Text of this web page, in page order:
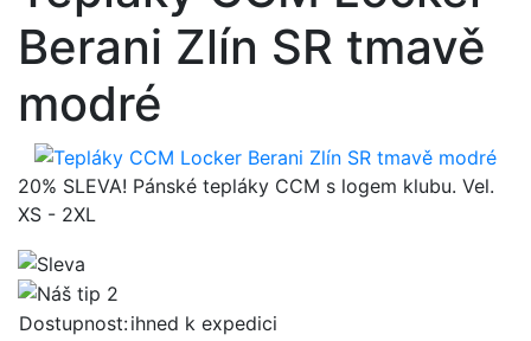
Berani Zlín SR tmavě
modré
20% SLEVA! Pánské tepláky CCM s logem klubu. Vel.
XS - 2XL
Dostupnost:ihned k expedici